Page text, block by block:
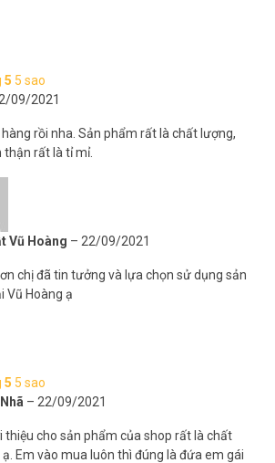
5 5 sao
09/2021
rồi nha. Sản phẩm rất là chất lượng,
thận rất là tỉ mỉ.
Vũ Hoàng – 22/09/2021
chị đã tin tưởng và lựa chọn sử dụng sản
Vũ Hoàng ạ
5 5 sao
– 22/09/2021
thiệu cho sản phẩm của shop rất là chất
Em vào mua luôn thì đúng là đứa em gái